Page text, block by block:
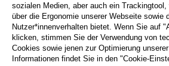
sozialen Medien, aber auch ein
über die Ergonomie unserer Webseite sowie
Nutzer*innenverhalten bietet. Wenn Sie auf
klicken, stimmen Sie der Verwendung von
Cookies sowie jenen zur Optimierung
Informationen findet Sie in den "Cookie-